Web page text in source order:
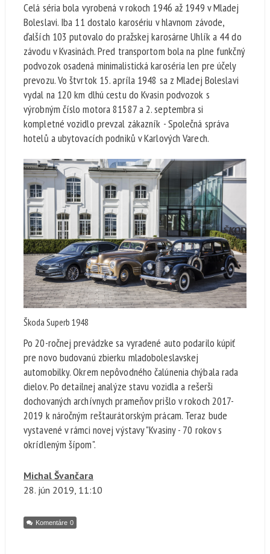
Celá séria bola vyrobená v rokoch 1946 až 1949 v Mladej
Boleslavi. Iba 11 dostalo karosériu v hlavnom závode,
ďalších 103 putovalo do pražskej karosárne Uhlík a 44 do
závodu v Kvasinách. Pred transportom bola na plne funkčný
podvozok osadená minimalistická karoséria len pre účely
prevozu. Vo štvrtok 15. apríla 1948 sa z Mladej Boleslavi
vydal na 120 km dlhú cestu do Kvasin podvozok s
výrobným číslo motora 81587 a 2. septembra si
kompletné vozidlo prevzal zákazník - Společná správa
hotelů a ubytovacích podniků v Karlových Varech.
Škoda Superb 1948
Po 20-ročnej prevádzke sa vyradené auto podarilo kúpiť
pre novo budovanú zbierku mladoboleslavskej
automobilky. Okrem nepôvodného čalúnenia chýbala rada
dielov. Po detailnej analýze stavu vozidla a rešerši
dochovaných archívnych prameňov prišlo v rokoch 2017-
2019 k náročným reštaurátorským prácam. Teraz bude
vystavené v rámci novej výstavy "Kvasiny - 70 rokov s
okrídleným šípom".
Michal Švančara
28. jún 2019, 11:10
Komentáre 0